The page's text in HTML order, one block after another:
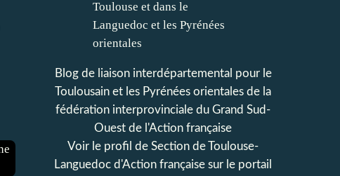
Blog de liaison interdépartemental pour le
Toulousain et les Pyrénées orientales de la
fédération interprovinciale du Grand Sud-
Ouest de l'Action française
Voir le profil de Section de Toulouse-
Languedoc d'Action française sur le portail